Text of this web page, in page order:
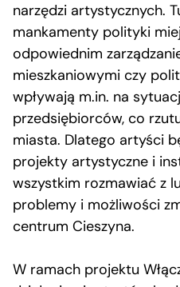
narzędzi artystycznych.
mankamenty polityki
odpowiednim
mieszkaniowymi czy
wpływają m.in. na
przedsiębiorców, co
miasta. Dlatego artyści
projekty artystyczne i
wszystkim rozmawiać z
problemy i możliwości
centrum Cieszyna.
W ramach projektu